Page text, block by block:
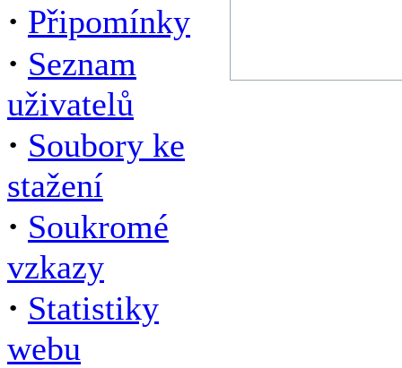
· Připomínky
· Seznam
uživatelů
· Soubory ke
stažení
· Soukromé
vzkazy
· Statistiky
webu